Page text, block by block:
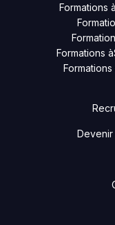
Formations à
Formations à
Formations
Devenir